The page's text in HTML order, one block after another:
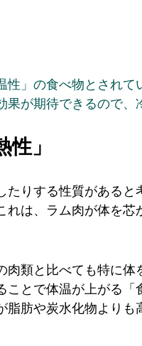
」の食べ物とされて
が期待できるので、
」
りする性質があると
は、ラム肉が体を芯
類と比べても特に体
とで体温が上がる「
肪や炭水化物よりも